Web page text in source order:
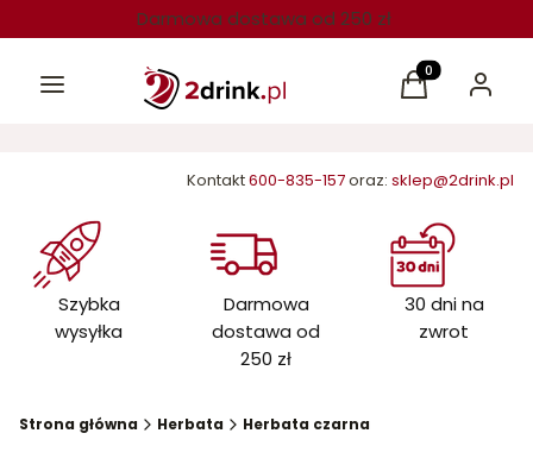
Darmowa dostawa od 250 zł
Menu Produkty w
Koszyk Zaloguj
Kontakt600-835-157oraz: sklep@2drink.pl
Szybka
wysyłka
Darmowa
dostawa od
250 zł
30 dni na
zwrot
Strona główna Herbata Herbata czarna